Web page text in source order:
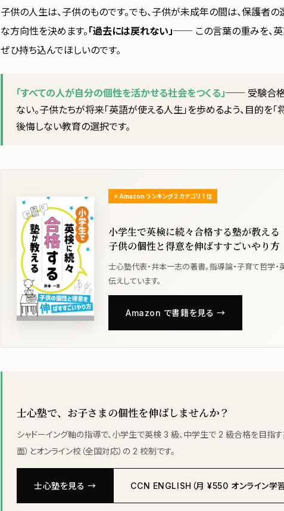
子供の人生は、子供のものです。でも、子供が未成年の間は、保護者の
な方向性を決めます。 「過去には戻れない」── この言葉の重みを、
ぜひ持ち込んでほしいのです。
「すべての人が自分の個性を活かせる社会をつくる」── 受験合格
ない。子供たちが将来「英語が使える人生」を歩めるよう、目的を「将
後悔しない教育の選択です。
⭐ Amazon ランキング 2 カテゴリ 1 位
小学生で英検に続々合格する塾が教える
子供の個性と得意を伸ばすすごいやり方
士心塾代表・井本一志の著書。指導論・子育て哲学
伝えしています。
Amazon で書籍を見る →
士心塾で、お子さまの個性を伸ばしませんか？
シャドーイング軸の指導で、小学生で英検 3 級、中学生で 2 級合格を目指す
面）とオンライン校（全国対応）の 2 校制です。
士心塾を見る → CCN ENGLISH（月 ¥550 オンライン学